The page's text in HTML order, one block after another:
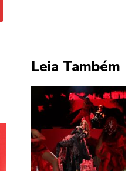
Leia Também